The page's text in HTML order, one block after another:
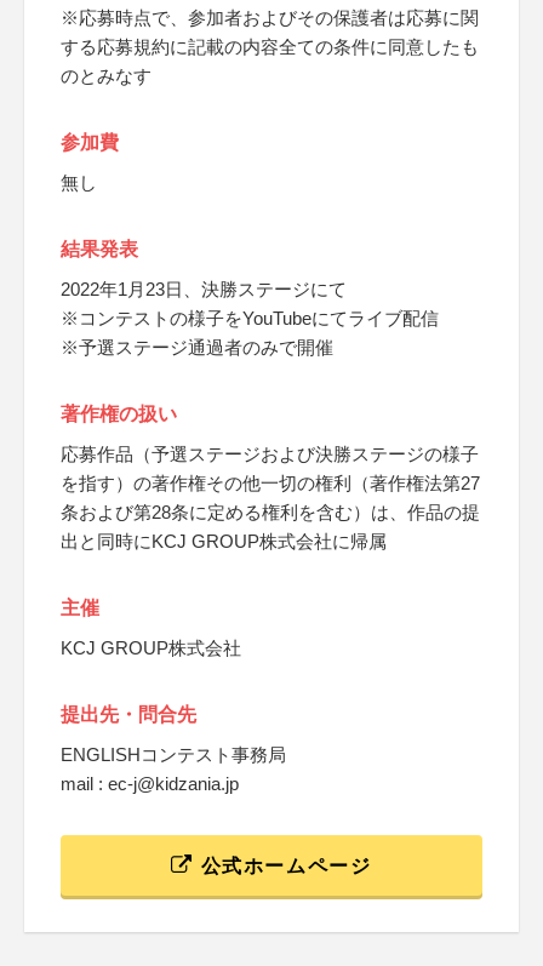
※応募時点で、参加者およびその保護者は応募に関
する応募規約に記載の内容全ての条件に同意したも
のとみなす
参加費
無し
結果発表
2022年1月23日、決勝ステージにて
※コンテストの様子をYouTubeにてライブ配信
※予選ステージ通過者のみで開催
著作権の扱い
応募作品（予選ステージおよび決勝ステージの様子
を指す）の著作権その他一切の権利（著作権法第27
条および第28条に定める権利を含む）は、作品の提
出と同時にKCJ GROUP株式会社に帰属
主催
KCJ GROUP株式会社
提出先・問合先
ENGLISHコンテスト事務局
mail : ec-j@kidzania.jp
公式ホームページ